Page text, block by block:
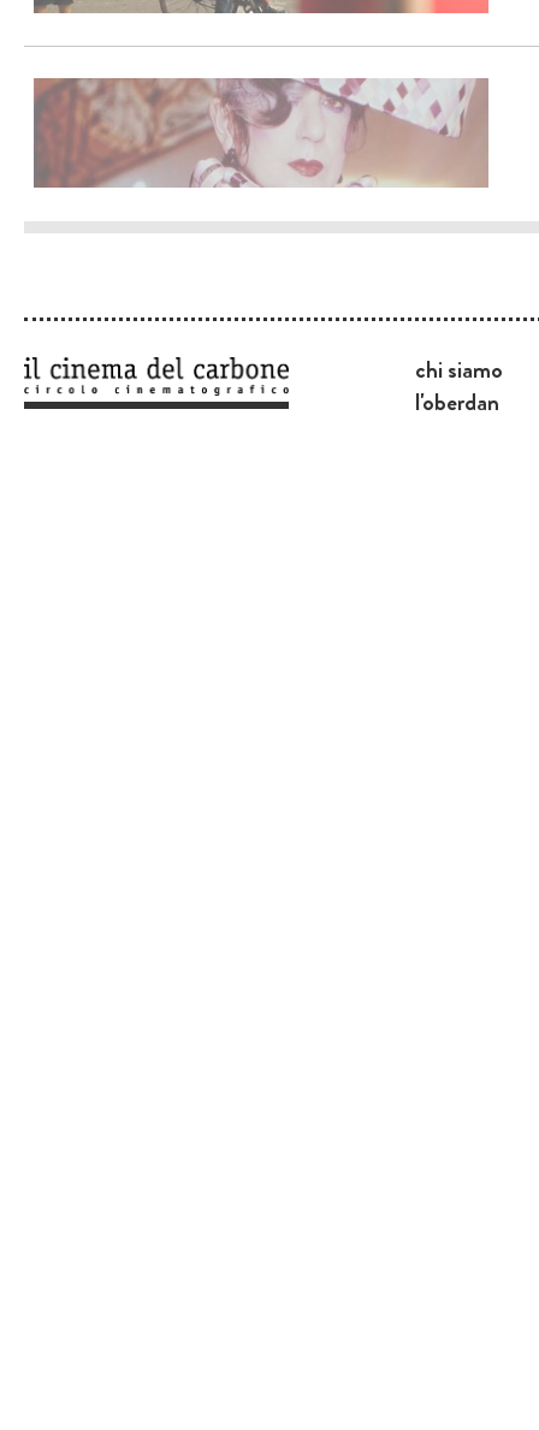
chi siamo
l'oberdan